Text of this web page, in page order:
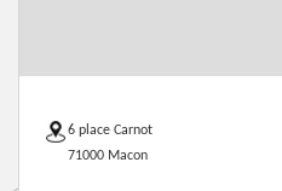
6 place Carnot
71000 Macon